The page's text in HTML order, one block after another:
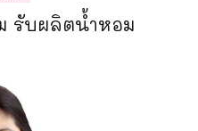
รับผลิตน้ำหอม